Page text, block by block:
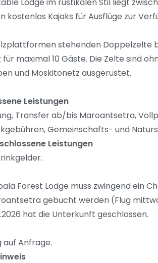
kostenlos Kajaks für Ausflüge zur
stehenden Doppelzelte
maximal 10 Gäste. Die Zelte sind
und Moskitonetz ausgerüstet.
Leistungen
Transfer ab/bis Maroantsetra,
Gemeinschafts- und
Leistungen
Forest Lodge muss zwingend ein
gebucht werden (Flug
hat die Unterkunft geschlossen.
auf Anfrage.